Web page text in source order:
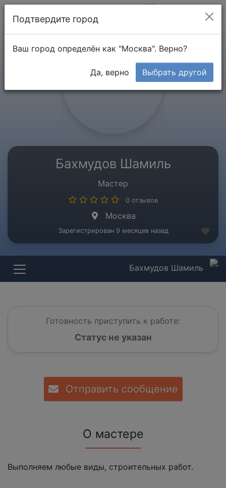
Бахмудов Шамиль
Мастер
0 отзывов
Москва
Зарегистрирован 9 месяцев назад
Бахмудов Шамиль
Готовность приступить к работе:
Статус не указан
Отправить сообщение
О мастере
Выполняем любые виды, строительных работ.
Подтвердите город
Ваш город определён как "Москва". Верно?
Да, верно Выбрать другой